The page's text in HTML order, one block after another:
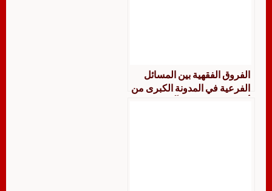
الفروق الفقهية بين المسائل
الفرعية في المدونة الكبرى من